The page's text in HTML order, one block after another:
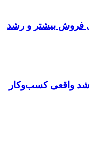
فروش بیشتر و رشد
واقعی کسب‌وکار